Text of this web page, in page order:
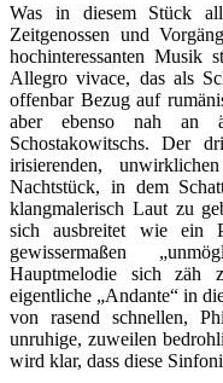
Was in diesem Stück
Zeitgenossen und
hochinteressanten Musik
Allegro vivace, das als
offenbar Bezug auf
aber ebenso nah an
Schostakowitschs. Der
irisierenden,
Nachtstück, in dem
klangmalerisch Laut zu
sich ausbreitet wie ein
gewissermaßen
Hauptmelodie sich zäh
eigentliche „Andante“ in
von rasend schnellen,
unruhige, zuweilen
wird klar, dass diese